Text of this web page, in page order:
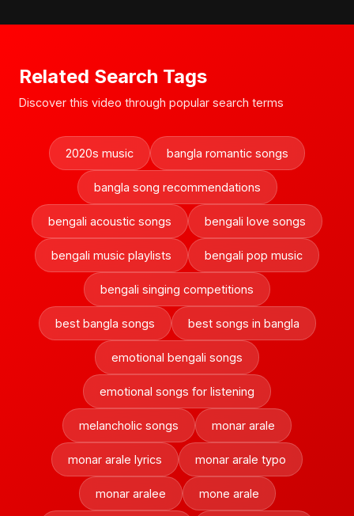
Related Search Tags
Discover this video through popular search terms
2020s music bangla romantic songs
bangla song recommendations
bengali acoustic songs bengali love songs
bengali music playlists bengali pop music
bengali singing competitions
best bangla songs best songs in bangla
emotional bengali songs
emotional songs for listening
melancholic songs monar arale
monar arale lyrics monar arale typo
monar aralee mone arale